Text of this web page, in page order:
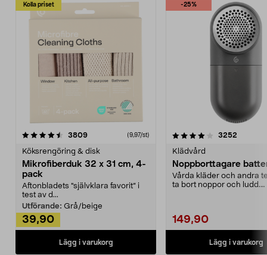
Kolla priset
3809recensioner (9,97/st)
Köksrengöring & disk
Mikrofiberduk 32 x 31 cm, 4-
pack
Aftonbladets "självklara favorit” i
test av d...
Utförande: Grå/beige
39,90
Lägg i varukorg
-25%
4.0av 5 stjärnor 3252
Klädvård
Noppborttagare
Vårda kläder och andra
ta bort noppor och ludd.
149,90
Lägg i varukorg
4.5av 5 stjärnor